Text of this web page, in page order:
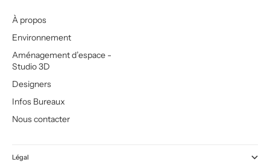
À propos
Environnement
Aménagement d’espace -
Studio 3D
Designers
Infos Bureaux
Nous contacter
Légal